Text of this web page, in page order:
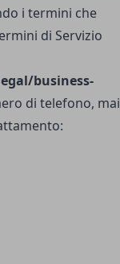
i termini che
di Servizio
business-
di telefono,